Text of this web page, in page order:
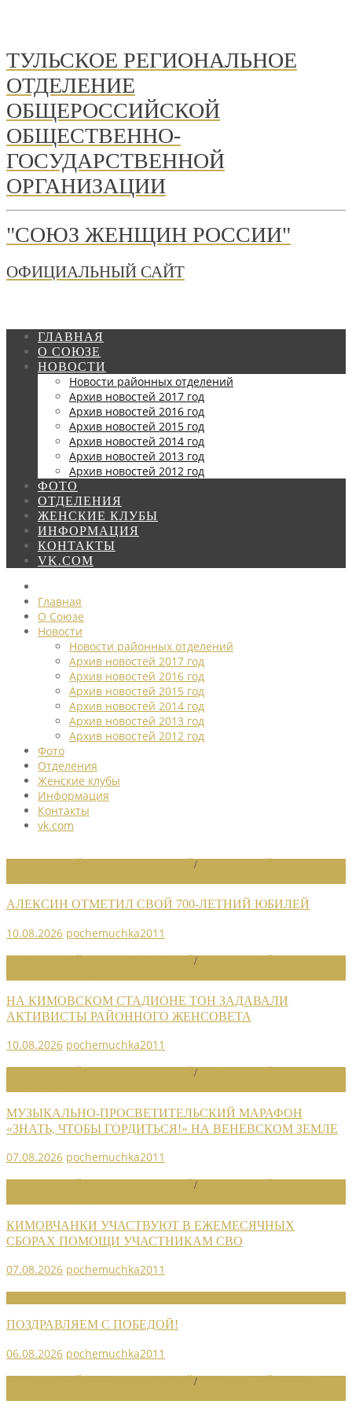
ТУЛЬСКОЕ РЕГИОНАЛЬНОЕ
ОТДЕЛЕНИЕ
ОБЩЕРОССИЙСКОЙ
ОБЩЕСТВЕННО-
ГОСУДАРСТВЕННОЙ
ОРГАНИЗАЦИИ
"СОЮЗ ЖЕНЩИН РОССИИ"
ОФИЦИАЛЬНЫЙ САЙТ
ГЛАВНАЯ
О СОЮЗЕ
НОВОСТИ
Новости районных отделений
Архив новостей 2017 год
Архив новостей 2016 год
Архив новостей 2015 год
Архив новостей 2014 год
Архив новостей 2013 год
Архив новостей 2012 год
ФОТО
ОТДЕЛЕНИЯ
ЖЕНСКИЕ КЛУБЫ
ИНФОРМАЦИЯ
КОНТАКТЫ
VK.COM
Главная
О Союзе
Новости
Новости районных отделений
Архив новостей 2017 год
Архив новостей 2016 год
Архив новостей 2015 год
Архив новостей 2014 год
Архив новостей 2013 год
Архив новостей 2012 год
Фото
Отделения
Женские клубы
Информация
Контакты
vk.com
/
АЛЕКСИН ОТМЕТИЛ СВОЙ 700-ЛЕТНИЙ ЮБИЛЕЙ
10.08.2026 pochemuchka2011
/
НА КИМОВСКОМ СТАДИОНЕ ТОН ЗАДАВАЛИ
АКТИВИСТЫ РАЙОННОГО ЖЕНСОВЕТА
10.08.2026 pochemuchka2011
/
МУЗЫКАЛЬНО-ПРОСВЕТИТЕЛЬСКИЙ МАРАФОН
«ЗНАТЬ, ЧТОБЫ ГОРДИТЬСЯ!» НА ВЕНЕВСКОМ ЗЕМЛЕ
07.08.2026 pochemuchka2011
/
КИМОВЧАНКИ УЧАСТВУЮТ В ЕЖЕМЕСЯЧНЫХ
СБОРАХ ПОМОЩИ УЧАСТНИКАМ СВО
07.08.2026 pochemuchka2011
ПОЗДРАВЛЯЕМ С ПОБЕДОЙ!
06.08.2026 pochemuchka2011
/